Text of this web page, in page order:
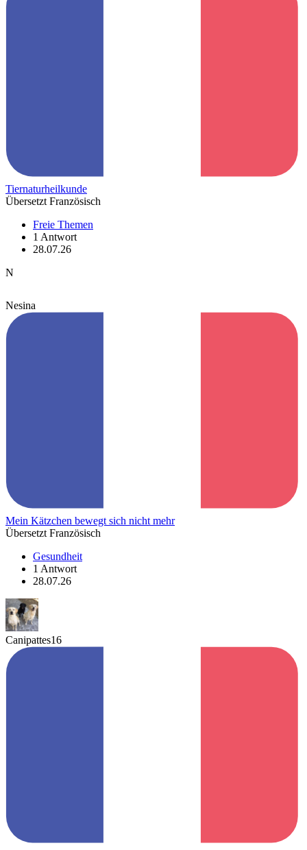
Tiernaturheilkunde
Übersetzt Französisch
Freie Themen
1 Antwort
28.07.26
N
Nesina
Mein Kätzchen bewegt sich nicht mehr
Übersetzt Französisch
Gesundheit
1 Antwort
28.07.26
Canipattes16